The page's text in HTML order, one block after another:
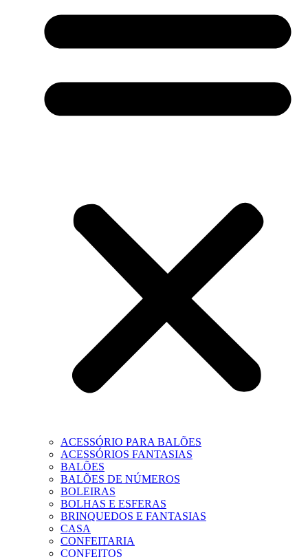
ACESSÓRIO PARA BALÕES
ACESSÓRIOS FANTASIAS
BALÕES
BALÕES DE NÚMEROS
BOLEIRAS
BOLHAS E ESFERAS
BRINQUEDOS E FANTASIAS
CASA
CONFEITARIA
CONFEITOS